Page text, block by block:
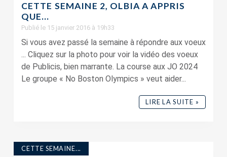
CETTE SEMAINE 2, OLBIA A APPRIS
QUE…
Publié le 15 janvier 2016 à 19h33
Si vous avez passé la semaine à répondre aux voeux
... Cliquez sur la photo pour voir la vidéo des voeux
de Publicis, bien marrante. La course aux JO 2024
Le groupe « No Boston Olympics » veut aider...
LIRE LA SUITE »
CETTE SEMAINE...